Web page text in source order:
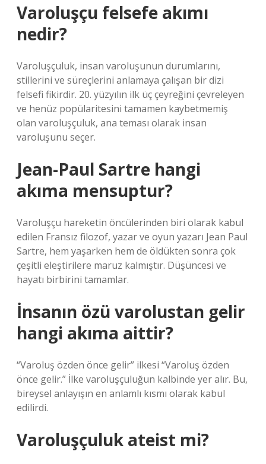
Varoluşçu felsefe akımı
nedir?
Varoluşçuluk, insan varoluşunun durumlarını,
stillerini ve süreçlerini anlamaya çalışan bir dizi
felsefi fikirdir. 20. yüzyılın ilk üç çeyreğini çevreleyen
ve henüz popülaritesini tamamen kaybetmemiş
olan varoluşçuluk, ana teması olarak insan
varoluşunu seçer.
Jean-Paul Sartre hangi
akıma mensuptur?
Varoluşçu hareketin öncülerinden biri olarak kabul
edilen Fransız filozof, yazar ve oyun yazarı Jean Paul
Sartre, hem yaşarken hem de öldükten sonra çok
çeşitli eleştirilere maruz kalmıştır. Düşüncesi ve
hayatı birbirini tamamlar.
İnsanın özü varolustan gelir
hangi akıma aittir?
“Varoluş özden önce gelir” ilkesi “Varoluş özden
önce gelir.” İlke varoluşçuluğun kalbinde yer alır. Bu,
bireysel anlayışın en anlamlı kısmı olarak kabul
edilirdi.
Varoluşçuluk ateist mi?